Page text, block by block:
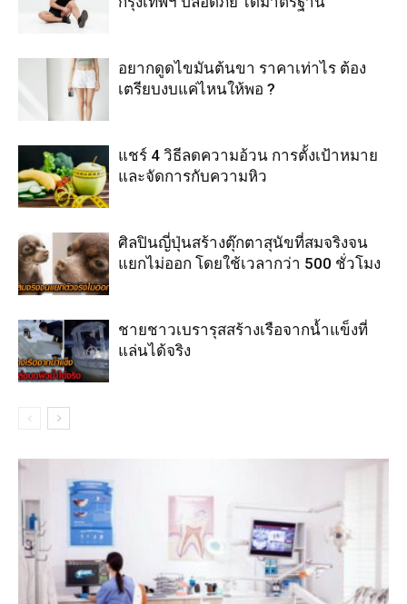
อยากดูดไขมันต้นขา ราคาเท่าไร ต้อง
เตรียบงบแค่ไหนให้พอ ?
แชร์ 4 วิธีลดความอ้วน การตั้งเป้าหมาย
และจัดการกับความหิว
ศิลปินญี่ปุ่นสร้างตุ๊กตาสุนัขที่สมจริงจน
แยกไม่ออก โดยใช้เวลากว่า 500 ชั่วโมง
ชายชาวเบรารุสสร้างเรือจากน้ำแข็งที่
แล่นได้จริง